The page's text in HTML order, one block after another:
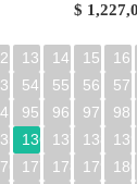
$
13 14 15 16
54 55 56 57
95 96 97 98
136 137 138 139
177 178 179 180